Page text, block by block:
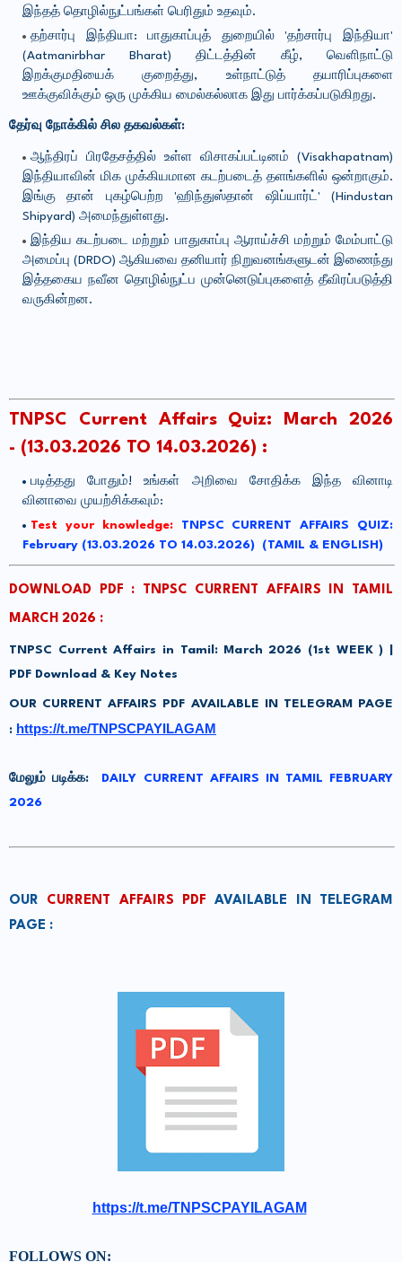
இந்தத் தொழில்நுட்பங்கள் பெரிதும் உதவும்.
தற்சார்பு இந்தியா: பாதுகாப்புத் துறையில் 'தற்சார்பு இந்தியா'
(Aatmanirbhar Bharat) திட்டத்தின் கீழ், வெளிநாட்டு
இறக்குமதியைக் குறைத்து, உள்நாட்டுத் தயாரிப்புகளை
ஊக்குவிக்கும் ஒரு முக்கிய மைல்கல்லாக இது பார்க்கப்படுகிறது.
தேர்வு நோக்கில் சில தகவல்கள்:
ஆந்திரப் பிரதேசத்தில் உள்ள விசாகப்பட்டினம் (Visakhapatnam)
இந்தியாவின் மிக முக்கியமான கடற்படைத் தளங்களில் ஒன்றாகும்.
இங்கு தான் புகழ்பெற்ற 'ஹிந்துஸ்தான் ஷிப்யார்ட்' (Hindustan
Shipyard) அமைந்துள்ளது.
இந்திய கடற்படை மற்றும் பாதுகாப்பு ஆராய்ச்சி மற்றும் மேம்பாட்டு
அமைப்பு (DRDO) ஆகியவை தனியார் நிறுவனங்களுடன் இணைந்து
இத்தகைய நவீன தொழில்நுட்ப முன்னெடுப்புகளைத் தீவிரப்படுத்தி
வருகின்றன.
TNPSC Current Affairs Quiz: March 2026
- (13.03.2026 TO 14.03.2026) :
படித்தது போதும்! உங்கள் அறிவை சோதிக்க இந்த வினாடி
வினாவை முயற்சிக்கவும்:
Test your knowledge:
TNPSC CURRENT AFFAIRS QUIZ:
February (13.03.2026 TO 14.03.2026) (TAMIL & ENGLISH)
DOWNLOAD PDF : TNPSC CURRENT AFFAIRS IN TAMIL
MARCH 2026 :
TNPSC Current Affairs in Tamil: March 2026 (1st WEEK ) |
PDF Download & Key Notes
OUR CURRENT AFFAIRS PDF AVAILABLE IN TELEGRAM PAGE
: https://t.me/TNPSCPAYILAGAM
மேலும் படிக்க:
DAILY CURRENT AFFAIRS IN TAMIL FEBRUARY
2026
OUR CURRENT AFFAIRS PDF AVAILABLE IN TELEGRAM
PAGE :
https://t.me/TNPSCPAYILAGAM
FOLLOWS ON: